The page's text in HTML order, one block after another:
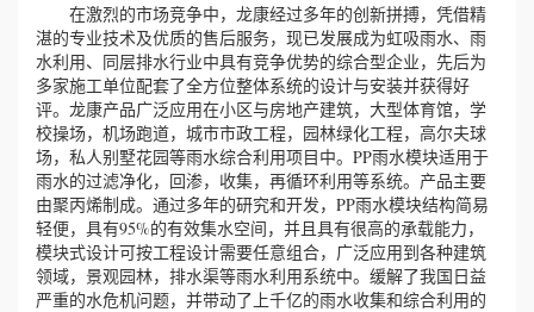
在激烈的市场竞争中，龙康经过多年的创新拼搏，凭借精
湛的专业技术及优质的售后服务，现已发展成为虹吸雨水、雨
水利用、同层排水行业中具有竞争优势的综合型企业，先后为
多家施工单位配套了全方位整体系统的设计与安装并获得好
评。龙康产品广泛应用在小区与房地产建筑，大型体育馆，学
校操场，机场跑道，城市市政工程，园林绿化工程，高尔夫球
场，私人别墅花园等雨水综合利用项目中。PP雨水模块适用于
雨水的过滤净化，回渗，收集，再循环利用等系统。产品主要
由聚丙烯制成。通过多年的研究和开发，PP雨水模块结构简易
轻便，具有95%的有效集水空间，并且具有很高的承载能力，
模块式设计可按工程设计需要任意组合，广泛应用到各种建筑
领域，景观园林，排水渠等雨水利用系统中。缓解了我国日益
严重的水危机问题，并带动了上千亿的雨水收集和综合利用的